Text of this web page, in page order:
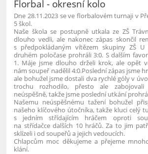
Florbal - okresní kolo
Dne 28.11.2023 se ve florbalovém turnaji v
5 škol.
Naše škola se postupně utkala ze ZŠ
dlouho vedli, ale nakonec zápas skončil
s předpokládaným vítězem skupiny ZŠ
druhém poločase prohráli 3:0. S dalším
1. Máje jsme dlouho drželi krok, ale opět
nám soupeř nadělil 4:0.Poslední zápas jsme
ale bohužel jsme dostali dva rychlé góly v
trochu rozhodilo, přesto ale
neúspěšně, takže jsme poslední utkání
Našemu neúspěšnému tažení bohužel
našeho klíčového útočníka, takže kluci celý
s jedním střídajícím hráčem oproti
na střídačce dalších 10 hráčů. Za to jim
sklízeli i od soupeřů a jejich vedoucích.
Chlapcům moc děkujeme a přejeme
klání.